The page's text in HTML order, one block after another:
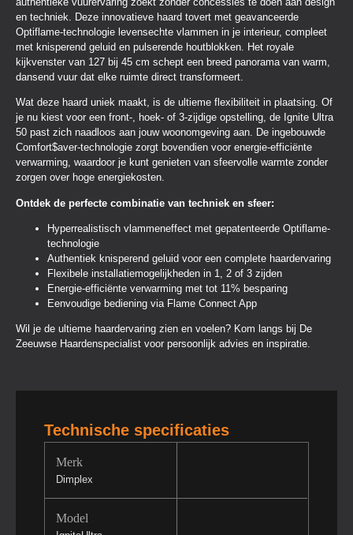
en techniek. Deze innovatieve haard tovert met geavanceerde
Optiflame-technologie levensechte vlammen in je interieur, compleet
met knisperend geluid en pulserende houtblokken. Het royale
kijkvenster van 127 bij 45 cm schept een breed panorama van warm,
dansend vuur dat elke ruimte direct transformeert.
Wat deze haard uniek maakt, is de ultieme flexibiliteit in plaatsing. Of
je nu kiest voor een front-, hoek- of 3-zijdige opstelling, de Ignite Ultra
50 past zich naadloos aan jouw woonomgeving aan. De ingebouwde
Comfort$aver-technologie zorgt bovendien voor energie-efficiënte
verwarming, waardoor je kunt genieten van sfeervolle warmte zonder
zorgen over hoge energiekosten.
Ontdek de perfecte combinatie van techniek en sfeer:
Hyperrealistisch vlammeneffect met gepatenteerde Optiflame-
technologie
Authentiek knisperend geluid voor een complete haardervaring
Flexibele installatiemogelijkheden in 1, 2 of 3 zijden
Energie-efficiënte verwarming met tot 11% besparing
Eenvoudige bediening via Flame Connect App
Wil je de ultieme haardervaring zien en voelen? Kom langs bij De
Zeeuwse Haardenspecialist voor persoonlijk advies en inspiratie.
Technische specificaties
Merk
Dimplex
Model